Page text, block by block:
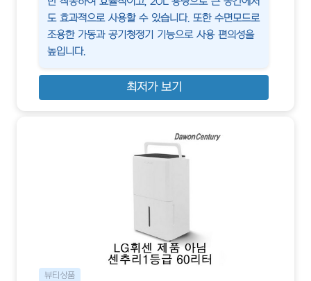
도 효과적으로 사용할 수 있습니다. 또한 수면모드로
조용한 가동과 공기청정기 기능으로 사용 편의성을
높입니다.
최저가 보기
뷰티상품